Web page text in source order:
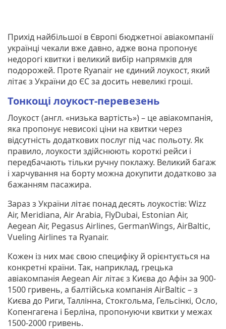
Прихід найбільшої в Європі бюджетної авіакомпанії
українці чекали вже давно, адже вона пропонує
недорогі квитки і великий вибір напрямків для
подорожей. Проте Ryanair не єдиний лоукост, який
літає з України до ЄС за досить невеликі гроші.
Тонкощі лоукост-перевезень
Лоукост (англ. «низька вартість») – це авіакомпанія,
яка пропонує невисокі ціни на квитки через
відсутність додаткових послуг під час польоту. Як
правило, лоукости здійснюють короткі рейси і
передбачають тільки ручну поклажу. Великий багаж
і харчування на борту можна докупити додатково за
бажанням пасажира.
Зараз з України літає понад десять лоукостів: Wizz
Air, Meridiana, Air Arabia, FlyDubai, Estonian Air,
Aegean Air, Pegasus Airlines, GermanWings, AirBaltic,
Vueling Airlines та Ryanair.
Кожен із них має свою специфіку й орієнтується на
конкретні країни. Так, наприклад, грецька
авіакомпанія Aegean Air літає з Києва до Афін за 900-
1500 гривень, а балтійська компанія AirBaltic – з
Києва до Риги, Таллінна, Стокгольма, Гельсінкі, Осло,
Копенгагена і Берліна, пропонуючи квитки у межах
1500-2000 гривень.